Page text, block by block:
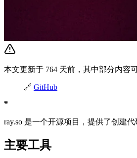
本文更新于 764 天前，其中部分内容
🔗 GitHub
❞
ray.so 是一个开源项目，提供了创建
主要工具